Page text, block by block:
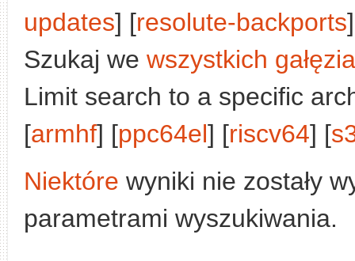
updates] [resolute-backports
Szukaj we wszystkich
Limit search to a specific
[armhf] [ppc64el] [riscv64] [
Niektóre wyniki nie zostały
parametrami wyszukiwania.